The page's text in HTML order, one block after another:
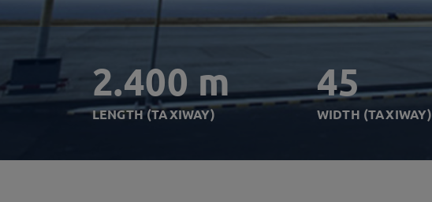
2.400 m
LENGTH (TAXIWAY)
45
WIDTH (TAXIWAY)